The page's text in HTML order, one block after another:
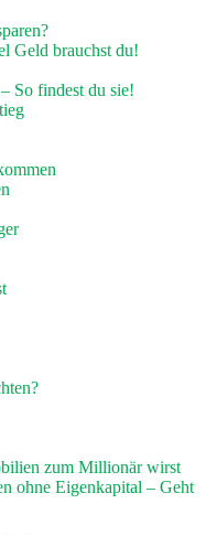
Geld brauchst du!
So findest du sie!
zum Millionär wirst
ohne Eigenkapital – Geht